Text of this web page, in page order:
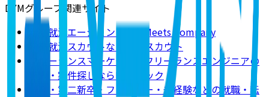
DYMグループ関連サイト
新卒就活エージェントならMeets Company
新卒就活スカウトならDYMスカウト
フリーランスマーケター・フリーランスエンジニアの
求人・案件探しならDYMテック
既卒・第二新卒・フリーター・未経験などの就職・転